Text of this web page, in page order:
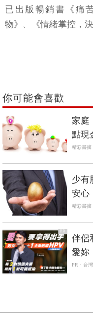
已出版暢銷書《痛
物》、《情緒掌控，
你可能會喜歡
家庭
點現
150萬
精彩書摘
少有
安心
手中
精彩書摘
PR
伴侶
愛妳
PR・台